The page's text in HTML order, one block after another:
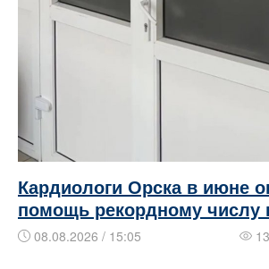
Кардиологи Орска в июне
помощь рекордному числу
08.08.2026 / 15:05